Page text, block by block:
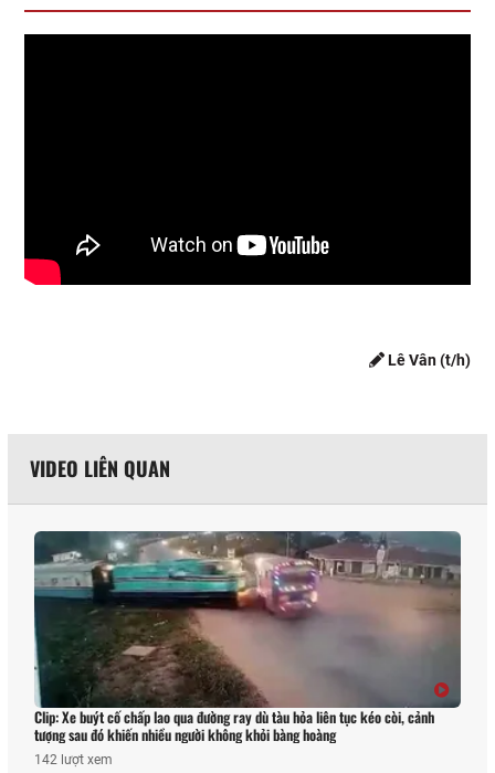
Lê Vân (t/h)
VIDEO LIÊN QUAN
Clip: Xe buýt cố chấp lao qua đường ray dù tàu hỏa liên tục kéo còi, cảnh
tượng sau đó khiến nhiều người không khỏi bàng hoàng
142 lượt xem